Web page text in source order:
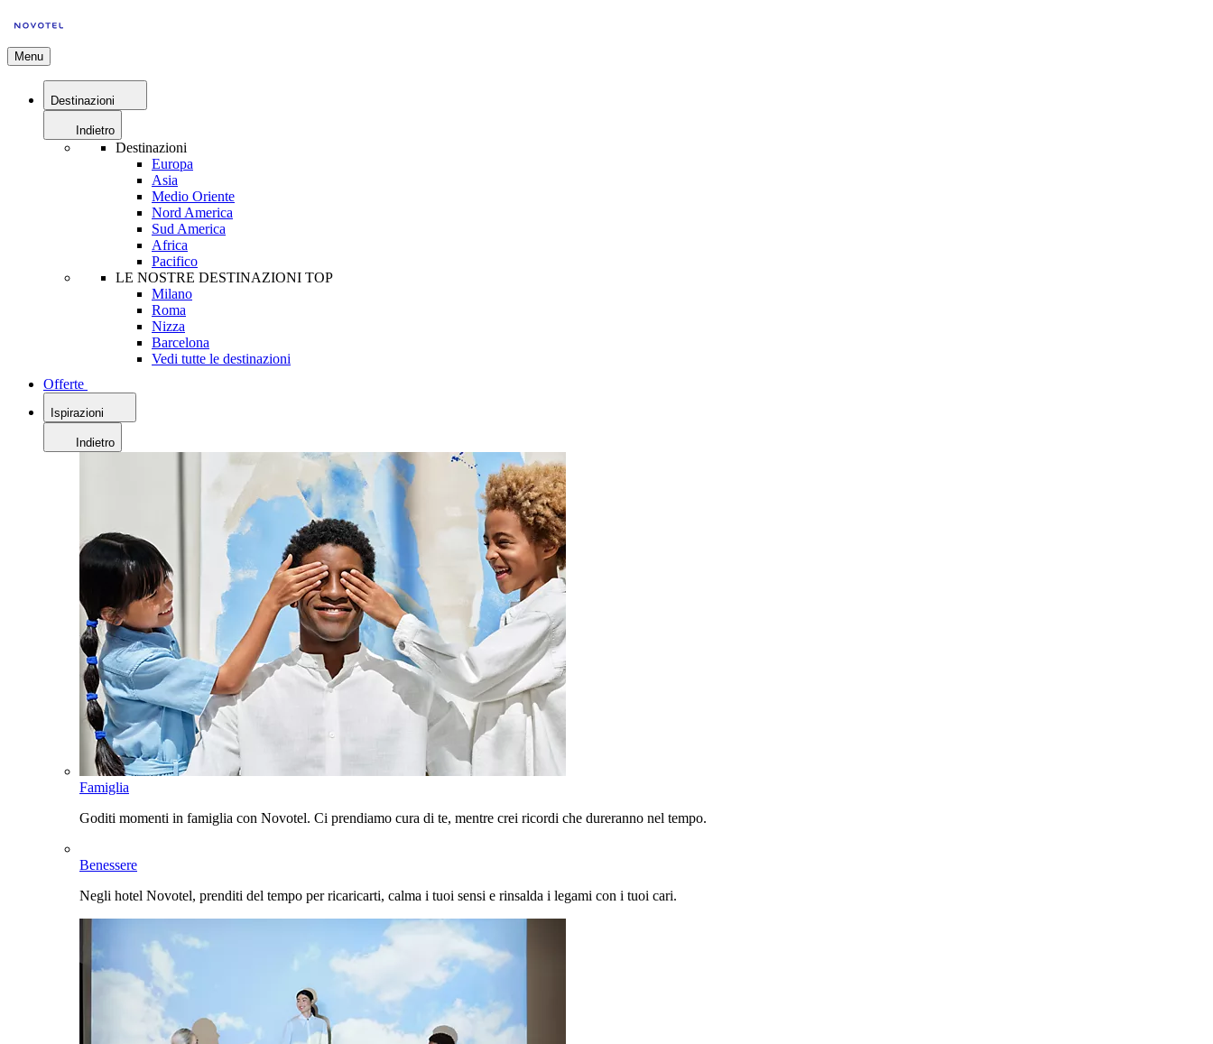
Menu
Destinazioni
Indietro
Destinazioni
Europa
Asia
Medio Oriente
Nord America
Sud America
Africa
Pacifico
LE NOSTRE DESTINAZIONI TOP
Milano
Roma
Nizza
Barcelona
Vedi tutte le destinazioni
Offerte
Ispirazioni
Indietro
Famiglia
Goditi momenti in famiglia con Novotel. Ci prendiamo cura di te, mentre crei ricordi che dureranno nel tempo.
Benessere
Negli hotel Novotel, prenditi del tempo per ricaricarti, calma i tuoi sensi e rinsalda i legami con i tuoi cari.